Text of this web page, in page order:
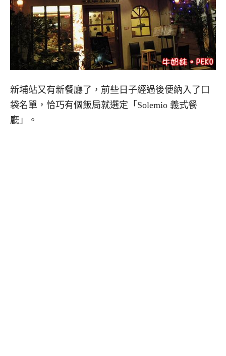
新埔站又有新餐廳了，前些日子經過後便納入了口
袋名單，恰巧有個飯局就選定「Solemio 義式餐
廳」。